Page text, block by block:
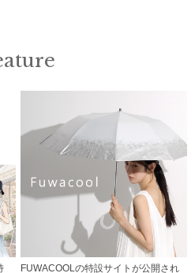
FUWACOOLの特設サイトが公開され